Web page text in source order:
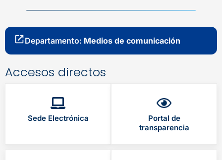
Departamento: Medios de comunicación
Accesos directos
Sede Electrónica
Portal de
transparencia